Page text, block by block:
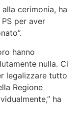
cerimonia, ha
per aver
hanno
nulla. Ci
legalizzare tutto
Regione
ha